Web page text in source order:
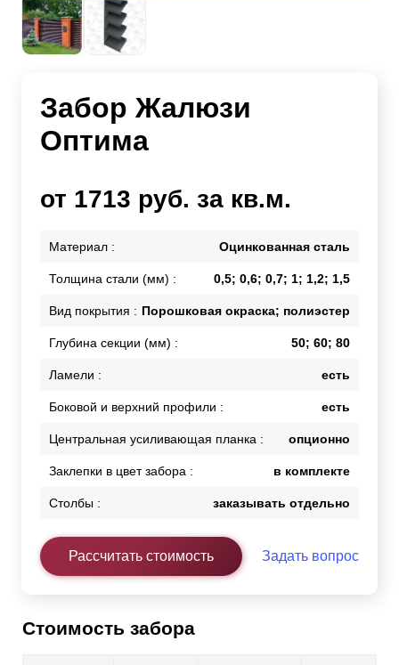
Забор Жалюзи
Оптима
от 1713 руб. за кв.м.
Материал : Оцинкованная сталь
Толщина стали (мм) : 0,5; 0,6; 0,7; 1; 1,2; 1,5
Вид покрытия : Порошковая окраска; полиэстер
Глубина секции (мм) : 50; 60; 80
Ламели : есть
Боковой и верхний профили : есть
Центральная усиливающая планка : опционно
Заклепки в цвет забора : в комплекте
Столбы : заказывать отдельно
Рассчитать стоимость Задать вопрос
Стоимость забора